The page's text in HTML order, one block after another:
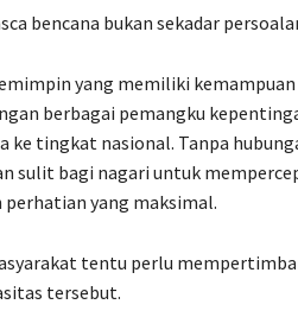
bencana bukan sekadar
yang memiliki
berbagai pemangku
ke tingkat nasional. Tanpa
sulit bagi nagari untuk
yang maksimal.
tentu perlu
tersebut.